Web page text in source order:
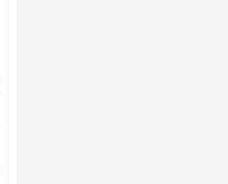
В окупованій Ялті
порт: над містом навис